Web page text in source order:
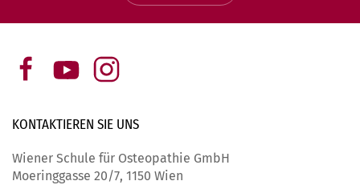
KONTAKTIEREN SIE UNS
Wiener Schule für Osteopathie GmbH
Moeringgasse 20/7, 1150 Wien